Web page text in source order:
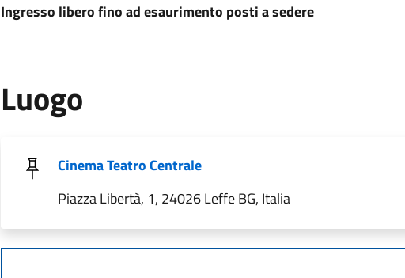
Ingresso libero fino ad esaurimento posti a sedere
Luogo
Cinema Teatro Centrale
Piazza Libertà, 1, 24026 Leffe BG, Italia